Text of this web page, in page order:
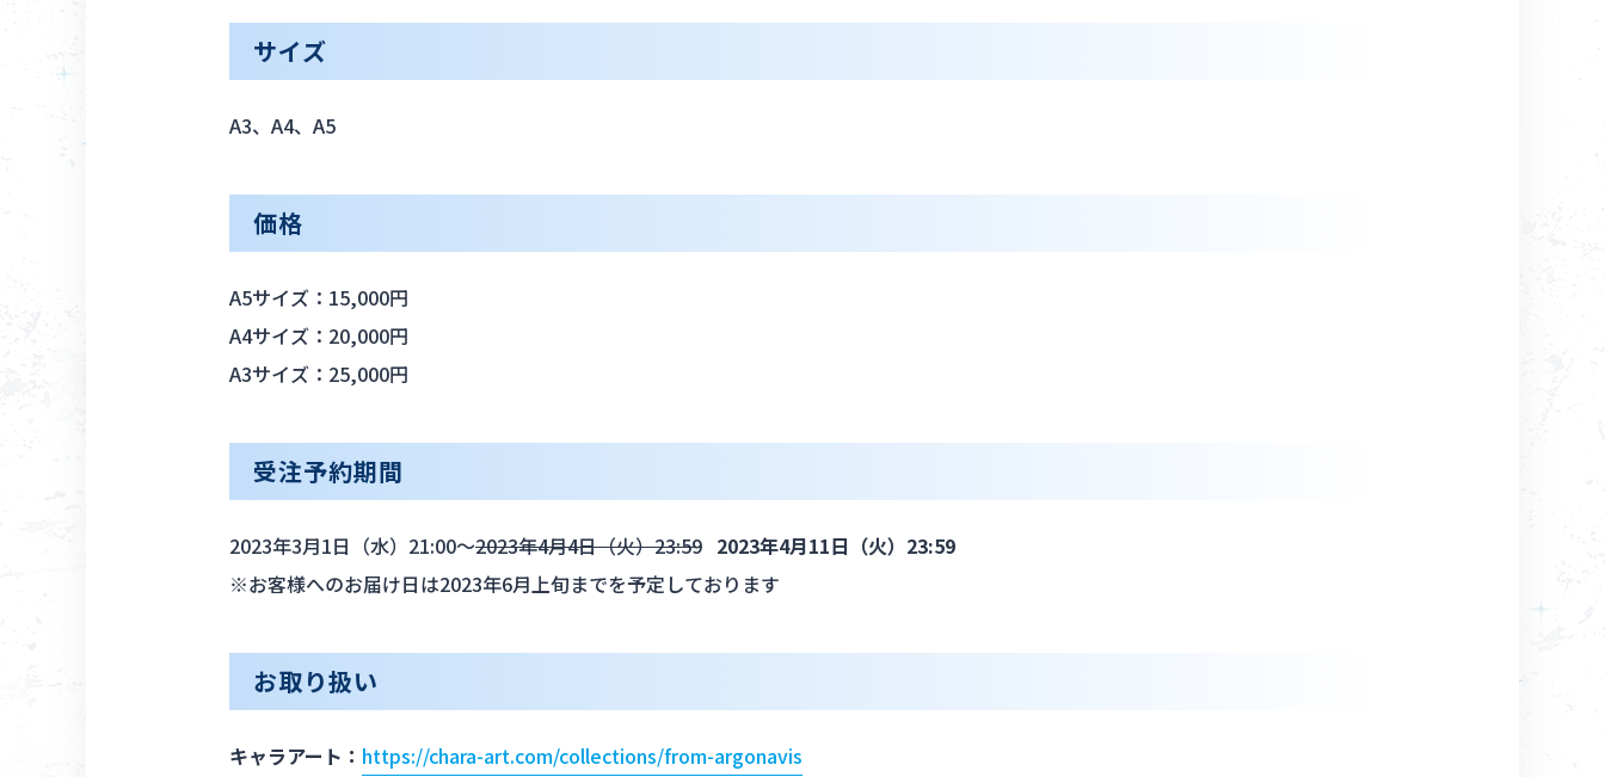
サイズ
A3、A4、A5
価格
A5サイズ：15,000円
A4サイズ：20,000円
A3サイズ：25,000円
受注予約期間
2023年3月1日（水）21:00～2023年4月4日（火）23:59 2023年4月11日（火）23:59
※お客様へのお届け日は2023年6月上旬までを予定しております
お取り扱い
キャラアート： https://chara-art.com/collections/from-argonavis